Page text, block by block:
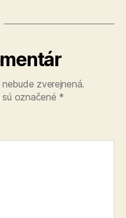
zverejnená.
označené *